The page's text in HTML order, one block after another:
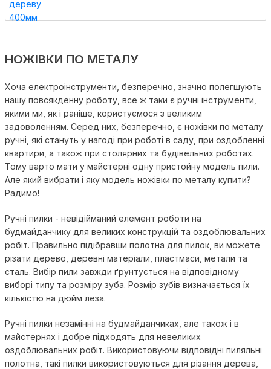
НОЖІВКИ ПО МЕТАЛУ
Хоча електроінструменти, безперечно, значно полегшують
нашу повсякденну роботу, все ж таки є ручні інструменти,
якими ми, як і раніше, користуємося з великим
задоволенням. Серед них, безперечно, є ножівки по металу
ручні , які стануть у нагоді при роботі в саду, при оздобленні
квартири, а також при столярних та будівельних роботах.
Тому варто мати у майстерні одну пристойну модель пили.
Але який вибрати і яку модель ножівки по металу купити?
Радимо!
Ручні пилки - невідійманий елемент роботи на
будмайданчику для великих конструкцій та оздоблювальних
робіт. Правильно підібравши полотна для пилок, ви можете
різати дерево, деревні матеріали, пластмаси, метали та
сталь. Вибір пили завжди ґрунтується на відповідному
виборі типу та розміру зуба. Розмір зубів визначається їх
кількістю на дюйм леза.
Ручні пилки незамінні на будмайданчиках, але також і в
майстернях і добре підходять для невеликих
оздоблювальних робіт. Використовуючи відповідні пиляльні
полотна, такі пилки використовуються для різання дерева,